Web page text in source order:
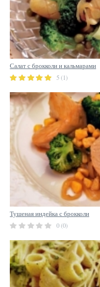
Салат с брокколи и кальмарами
5 (1)
Тушеная индейка с брокколи
0 (0)